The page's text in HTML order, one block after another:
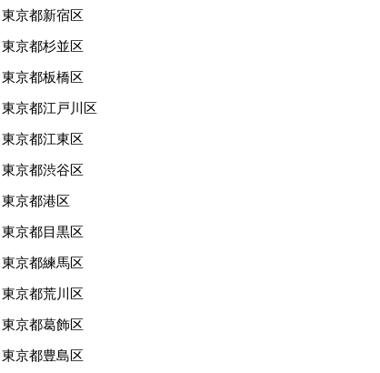
東京都新宿区
東京都杉並区
東京都板橋区
東京都江戸川区
東京都江東区
東京都渋谷区
東京都港区
東京都目黒区
東京都練馬区
東京都荒川区
東京都葛飾区
東京都豊島区